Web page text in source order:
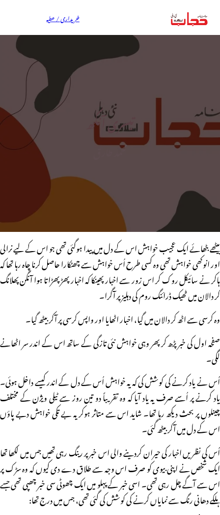
خریداری / عطیہ
تیسری آنکھ
محمد طارق
بیٹھے بٹھائے ایک عجیب خواہش اس کے دل میں پیدا ہوگئی تھی جو اس کے لیے نرالی
اور انوکھی خواہش تھی وہ کسی طرح اُس خواہش سے چھٹکارا حاصل کرنا چاہ رہا تھا کہ
ہاکر نے سائیکل روک کر اس زور سے اخبار پھینکا کہ اخبار پھڑپھڑاتا ہوا آنگن پھلانگ
کر دالان میں ٹھیک ڈرائنگ روم کی دہلیز پر آگرا۔
وہ کرسی سے اٹھ کر دالان میں گیا، اخبار اٹھایا اور واپس کرسی پر آکر بیٹھ گیا۔
صفحہ اول کی خبر پڑھ کر پھر وہی خواہش نئی تازگی کے ساتھ اس کے اندر سر اٹھانے
لگی۔
اُس نے یاد کرنے کی کوشش کی کہ یہ خواہش اُس کے دل کے اندر کیسے داخل ہوئی۔
یاد کرنے پر اُسے صرف یہ یاد آیا کہ وہ تقریباً دو تین روز سے ٹیلی ویژن کے مختلف
چینلوں پر بحث دیکھ رہا تھا۔ شاید اس سے متاثر ہوکر یہ بے تکی خواہش دبے پاؤں
اس کے دل میں آکر بیٹھ گئی۔
اُس کی نظریں اخبار کی حیران کردینے والی اس خبر پر رینگ رہی تھیں جس میں لکھا تھا
ایک شخص نے اپنی بیوی کو صرف اس وجہ سے طلاق دے دی کیوں کہ وہ سڑک پر
اس سے آگے چل رہی تھی۔ اسی خبر کے پہلو میں ایک چھوٹی سی خبر چھپی تھی جسے
ہلکے دھانی رنگ سے نمایاں کرنے کی کوشش کی گئی تھی، جس میں درج تھا: